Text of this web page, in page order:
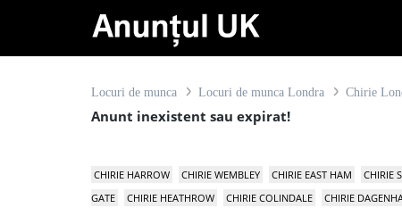
Locuri de munca Locuri de munca Londra Chirie
Anunt inexistent sau expirat!
CHIRIE HARROW CHIRIE WEMBLEY CHIRIE EAST HAM CHIRIE
GATE
CHIRIE HEATHROW CHIRIE COLINDALE CHIRIE